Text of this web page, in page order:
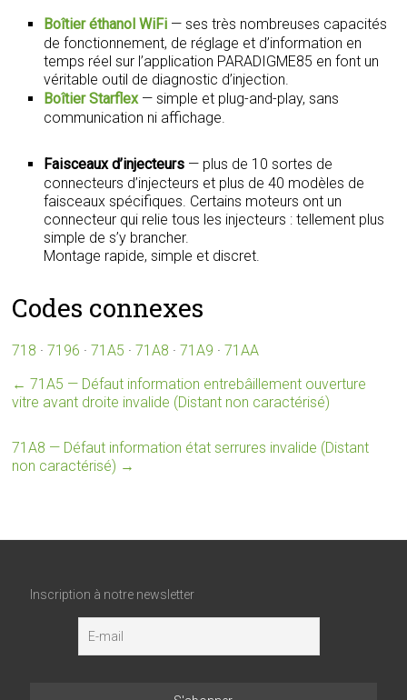
Boîtier éthanol WiFi — ses très nombreuses capacités
de fonctionnement, de réglage et d’information en
temps réel sur l’application PARADIGME85 en font un
véritable outil de diagnostic d’injection.
Boîtier Starflex— simple et plug-and-play, sans
communication ni affichage.
Faisceaux d’injecteurs — plus de 10 sortes de
connecteurs d’injecteurs et plus de 40 modèles de
faisceaux spécifiques. Certains moteurs ont un
connecteur qui relie tous les injecteurs : tellement plus
simple de s’y brancher.
Montage rapide, simple et discret.
Codes connexes
718 ·7196 ·71A5 ·71A8 ·71A9 ·71AA
← 71A5 — Défaut information entrebâillement ouverture
vitre avant droite invalide (Distant non caractérisé)
71A8 — Défaut information état serrures invalide (Distant
non caractérisé) →
Inscription à notre newsletter